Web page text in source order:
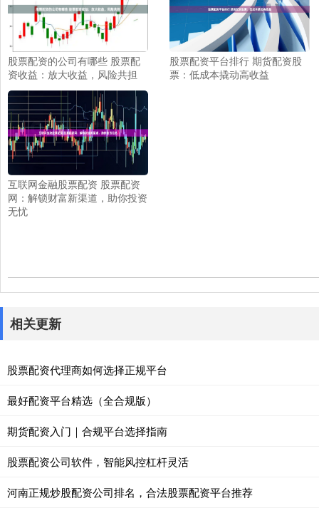
股票配资的公司有哪些 股票配
资收益：放大收益，风险共担
股票配资平台排行 期货配资股
票：低成本撬动高收益
互联网金融股票配资 股票配资
网：解锁财富新渠道，助你投资
无忧
相关更新
股票配资代理商如何选择正规平台
最好配资平台精选（全合规版）
期货配资入门｜合规平台选择指南
股票配资公司软件，智能风控杠杆灵活
河南正规炒股配资公司排名，合法股票配资平台推荐